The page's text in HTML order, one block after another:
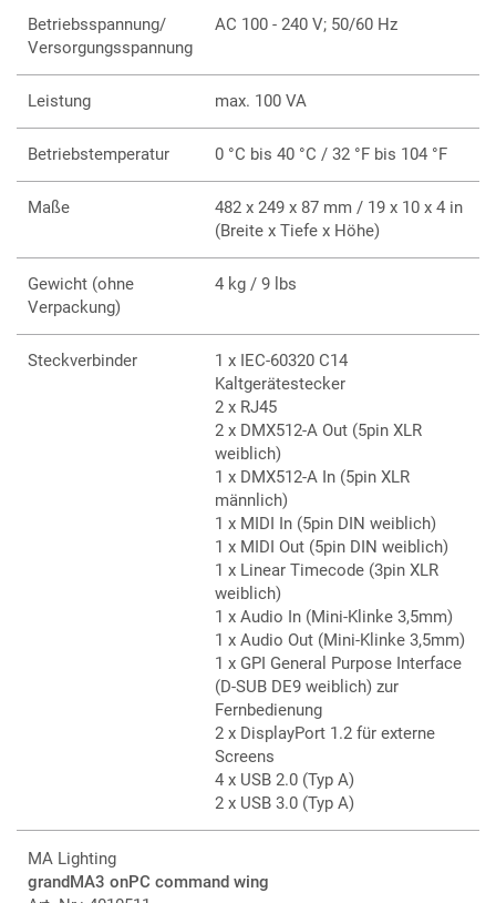
Software
2 DMX-Ausgänge, 1 DMX-Eingang
1 interner Multitouch Command Screen
2 RJ45 Anschlüsse
6 USB-Anschlüsse
Verschiedenste Steuerungsschnittstellen
Betriebsspannung/
Versorgungsspannung
AC 100 - 240 V; 50/60 Hz
Leistung max. 100 VA
Betriebstemperatur 0 °C bis 40 °C / 32 °F bis 104 °F
Maße
482 x 249 x 87 mm / 19 x 10 x 4 in
(Breite x Tiefe x Höhe)
Gewicht (ohne
Verpackung)
4 kg / 9 lbs
Steckverbinder
1 x IEC-60320 C14
Kaltgerätestecker
2 x RJ45
2 x DMX512-A Out (5pin XLR
weiblich)
1 x DMX512-A In (5pin XLR
männlich)
1 x MIDI In (5pin DIN weiblich)
1 x MIDI Out (5pin DIN weiblich)
1 x Linear Timecode (3pin XLR
weiblich)
1 x Audio In (Mini-Klinke 3,5mm)
1 x Audio Out (Mini-Klinke 3,5mm)
1 x GPI General Purpose Interface
(D-SUB DE9 weiblich) zur
Fernbedienung
2 x DisplayPort 1.2 für externe
Screens
4 x USB 2.0 (Typ A)
2 x USB 3.0 (Typ A)
MA Lighting
grandMA3 onPC command wing